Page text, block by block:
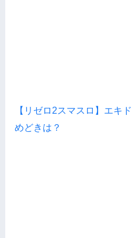
【リゼロ2スマスロ】エキ
めどきは？